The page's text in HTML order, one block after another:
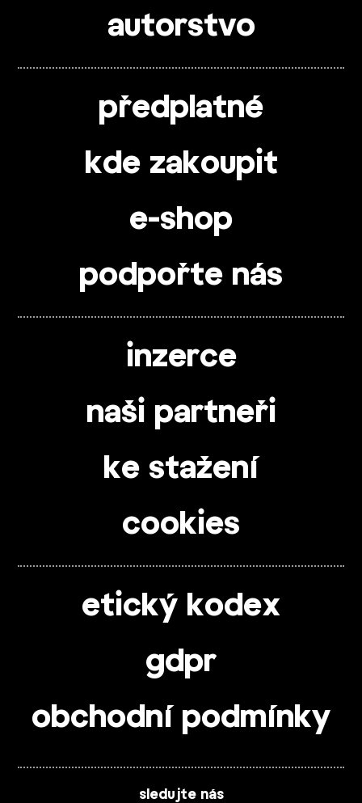
autorstvo
předplatné
kde zakoupit
e-shop
podpořte nás
inzerce
naši partneři
ke stažení
cookies
etický kodex
gdpr
obchodní podmínky
sledujte nás